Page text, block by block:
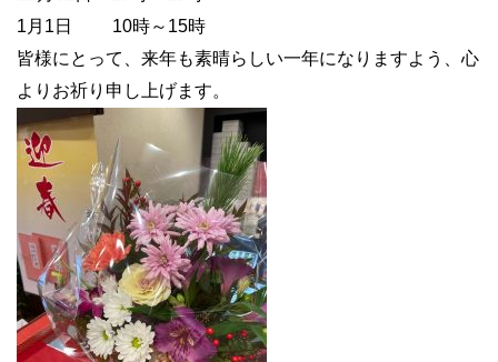
1月1日 10時～15時
皆様にとって、来年も素晴らしい一年になりますよう、心
よりお祈り申し上げます。